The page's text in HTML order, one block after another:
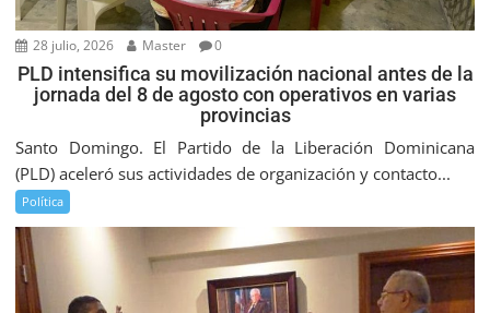
28 julio, 2026 Master 0
PLD intensifica su movilización nacional antes de la
jornada del 8 de agosto con operativos en varias
provincias
Santo Domingo. El Partido de la Liberación Dominicana
(PLD) aceleró sus actividades de organización y contacto...
Política